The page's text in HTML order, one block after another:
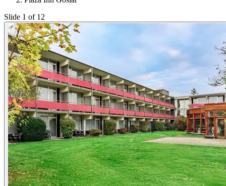
Slide 1 of 12